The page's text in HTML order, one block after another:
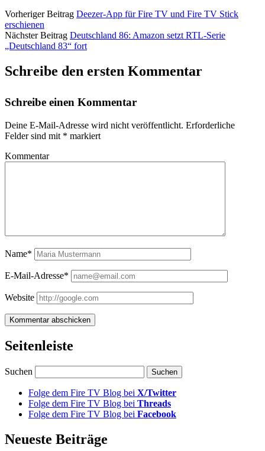
Vorheriger Beitrag Deezer-App für Fire TV und Fire TV Stick
erschienen
Nächster Beitrag Deutschland 86: Amazon setzt RTL-Serie
„Deutschland 83“ fort
Schreibe den ersten Kommentar
Schreibe einen Kommentar
Deine E-Mail-Adresse wird nicht veröffentlicht. Erforderliche
Felder sind mit * markiert
Kommentar
Name*
E-Mail-Adresse*
Website
Seitenleiste
Suchen
Folge dem Fire TV Blog bei X/Twitter
Folge dem Fire TV Blog bei Threads
Folge dem Fire TV Blog bei Facebook
Neueste Beiträge